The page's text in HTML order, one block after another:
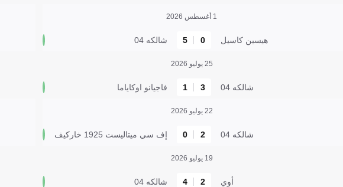
1 أغسطس 2026
هيسين كاسيل 0
5 شالكه 04
25 يوليو 2026
شالكه 04 3
1 فاجيانو اوكاياما
22 يوليو 2026
شالكه 04 2
0 إف سي ميتاليست 1925 خاركيف
19 يوليو 2026
أوي 2
4 شالكه 04